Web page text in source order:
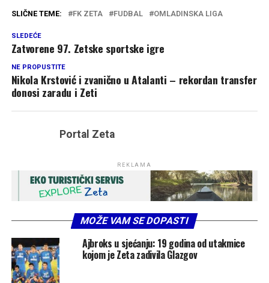
SLIČNE TEME: FK ZETA FUDBAL OMLADINSKA LIGA
SLEDEĆE
Zatvorene 97. Zetske sportske igre
NE PROPUSTITE
Nikola Krstović i zvanično u Atalanti – rekordan transfer
donosi zaradu i Zeti
Portal Zeta
REKLAMA
MOŽE VAM SE DOPASTI
Ajbroks u sjećanju: 19 godina od utakmice
kojom je Zeta zadivila Glazgov